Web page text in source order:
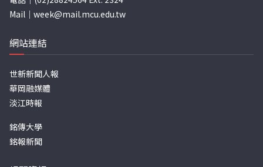
Mail｜ week@mail.mcu.edu.tw
網站連結
世新新聞人報
華岡融媒體
淡江時報
銘傳大學
銘報新聞